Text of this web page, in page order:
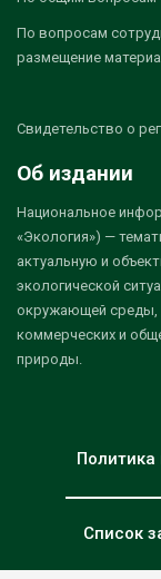
По вопросам
размещение
Свидетельство о
Об издании
Национальное
«Экология») —
актуальную и
экологической
окружающей среды,
коммерческих и
природы.
Список